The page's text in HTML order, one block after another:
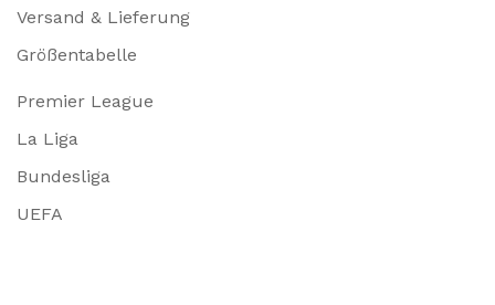
Versand & Lieferung
Größentabelle
Premier League
La Liga
Bundesliga
UEFA